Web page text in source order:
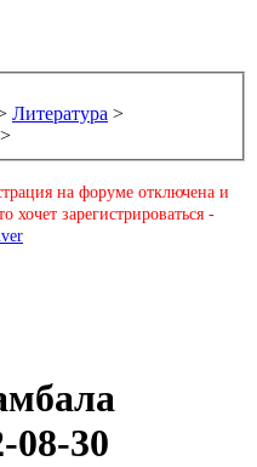
Литература >
>
на форуме отключена и
хочет зарегистрироваться -
08-30